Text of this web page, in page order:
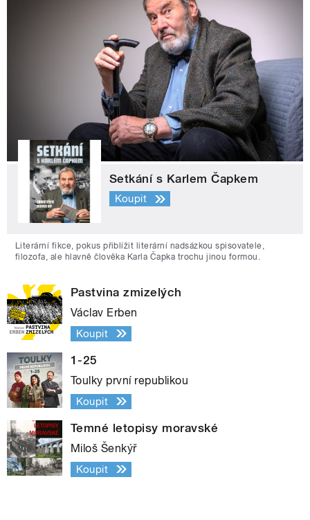
Setkání s Karlem Čapkem
Koupit
Literární fikce, pokus přiblížit literární nadsázkou spisovatele,
filozofa, ale hlavně člověka Karla Čapka trochu jinou formou.
Pastvina zmizelých
Václav Erben
Koupit
1-25
Toulky první republikou
Koupit
Temné letopisy moravské
Miloš Šenkýř
Koupit